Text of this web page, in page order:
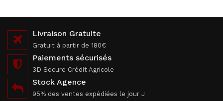
Livraison Gratuite
Gratuit à partir de 180€
Paiements sécurisés
3D Secure Crédit Agricole
Stock Agence
95% des ventes expédiées le jour J